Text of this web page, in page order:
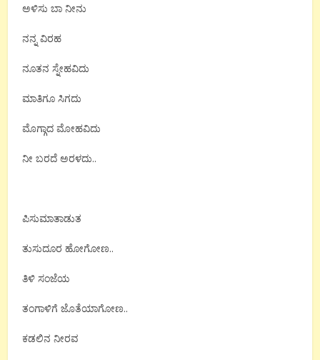
ಅಳಿಸು ಬಾ ನೀನು
ನನ್ನ ವಿರಹ
ನೂತನ ಸ್ನೇಹವಿದು
ಮಾತಿಗೂ ಸಿಗದು
ಮೊಗ್ಗಾದ ಮೋಹವಿದು
ನೀ ಬರದೆ ಅರಳದು..
ಪಿಸುಮಾತಾಡುತ
ತುಸುದೂರ ಹೋಗೋಣ..
ತಿಳಿ ಸಂಜೆಯ
ತಂಗಾಳಿಗೆ ಜೊತೆಯಾಗೋಣ..
ಕಡಲಿನ ನೀರವ